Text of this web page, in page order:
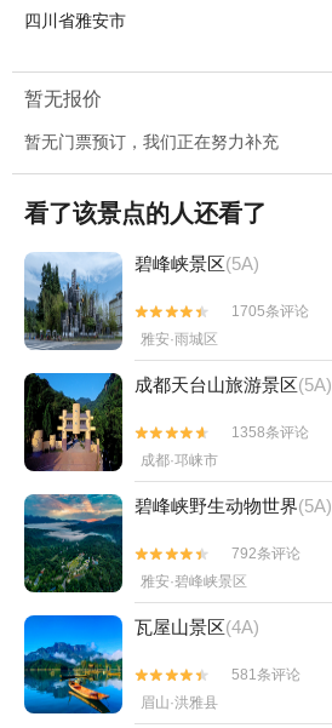
四川省雅安市
暂无报价
暂无门票预订，我们正在努力补充
看了该景点的人还看了
碧峰峡景区(5A)


1705条评论
雅安·雨城区
成都天台山旅游景区(5A)


1358条评论
成都·邛崃市
碧峰峡野生动物世界(5A)


792条评论
雅安·碧峰峡景区
瓦屋山景区(4A)


581条评论
眉山·洪雅县